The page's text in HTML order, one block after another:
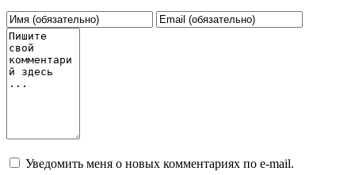
Уведомить меня о новых комментариях по e-mail.